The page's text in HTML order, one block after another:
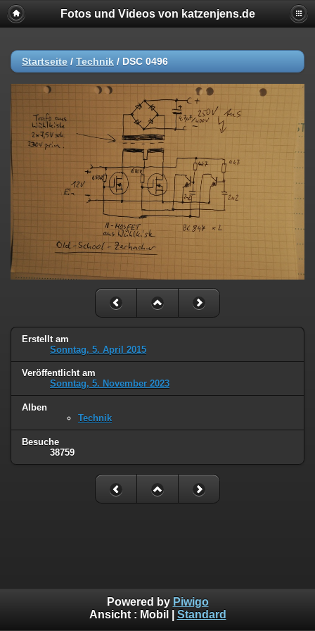
Fotos und Videos von katzenjens.de
Startseite / Technik / DSC 0496
Erstellt am
Sonntag, 5. April 2015
Veröffentlicht am
Sonntag, 5. November 2023
Alben
Technik
Besuche
38759
Powered by Piwigo
Ansicht : Mobil Standard